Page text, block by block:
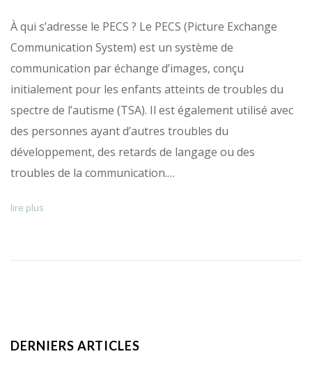
À qui s’adresse le PECS ? Le PECS (Picture Exchange
Communication System) est un système de
communication par échange d’images, conçu
initialement pour les enfants atteints de troubles du
spectre de l’autisme (TSA). Il est également utilisé avec
des personnes ayant d’autres troubles du
développement, des retards de langage ou des
troubles de la communication.…
lire plus
DERNIERS ARTICLES